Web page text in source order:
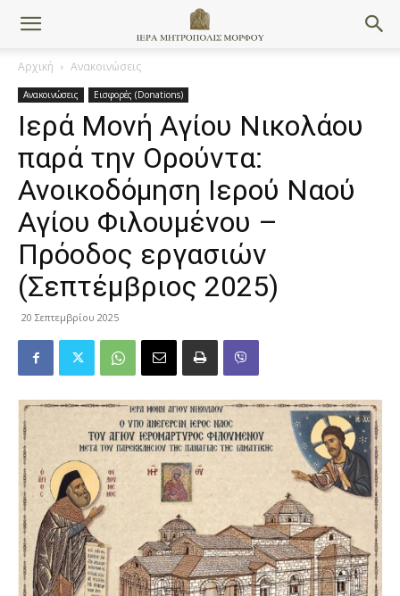
Αρχική Ανακοινώσεις
Ανακοινώσεις Εισφορές (Donations)
Ιερά Μονή Αγίου Νικολάου
παρά την Ορούντα:
Ανοικοδόμηση Ιερού Ναού
Αγίου Φιλουμένου –
Πρόοδος εργασιών
(Σεπτέμβριος 2025)
20 Σεπτεμβρίου 2025